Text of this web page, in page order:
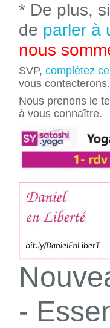
* De plus,
de parler à
nous
SVP, complétez
vous contacterons.
Nous prenons le
à vous connaître.
-